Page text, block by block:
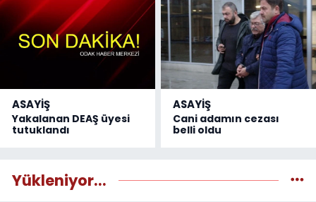
ASAYİŞ
Yakalanan DEAŞ üyesi
tutuklandı
ASAYİŞ
Cani adamın cezası
belli oldu
Yükleniyor...